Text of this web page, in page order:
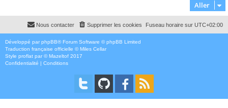
Aller
Fuseau horaire sur UTC+02:00
Supprimer les cookies
Nous contacter
Développé par phpBB® Forum Software © phpBB Limited
Traduction française officielle ©Miles Cellar
Style proflat par ©Mazeltof 2017
Confidentialité | Conditions